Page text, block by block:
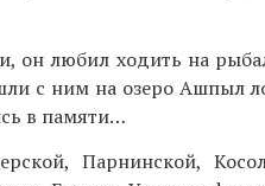
он любил ходить на
с ним на озеро Ашпыл
в памяти…
Парнинской,